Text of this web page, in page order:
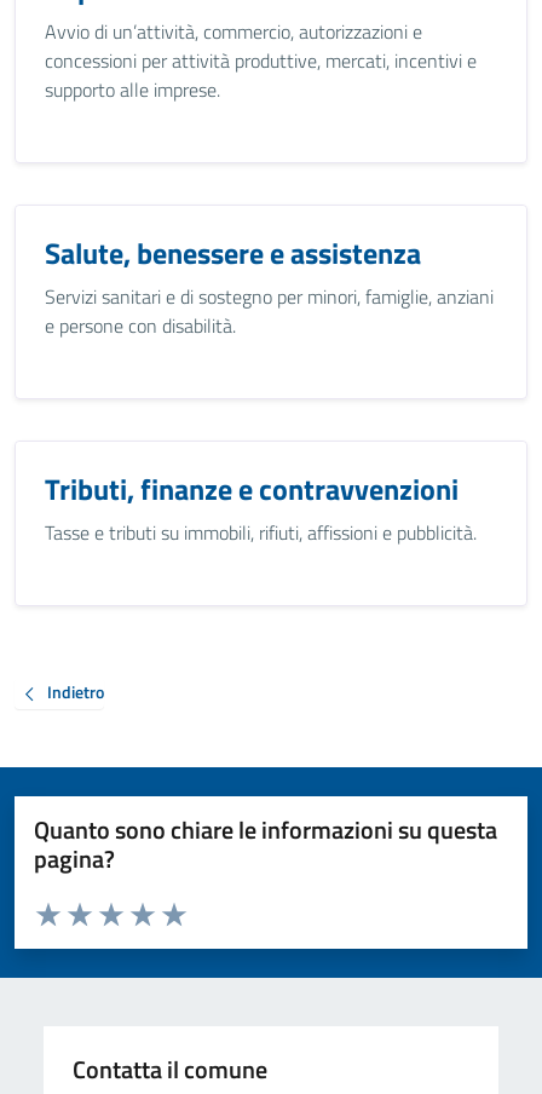
Avvio di un’attività, commercio, autorizzazioni e
concessioni per attività produttive, mercati, incentivi e
supporto alle imprese.
Salute, benessere e assistenza
Servizi sanitari e di sostegno per minori, famiglie, anziani
e persone con disabilità.
Tributi, finanze e contravvenzioni
Tasse e tributi su immobili, rifiuti, affissioni e pubblicità.
Indietro
Quanto sono chiare le informazioni su questa
pagina?
Valuta da 1 a 5 stelle la pagina
Valuta 5 stelle su 5
Valuta 4 stelle su 5
Valuta 3 stelle su 5
Valuta 2 stelle su 5
Valuta 1 stelle su 5
Contatta il comune